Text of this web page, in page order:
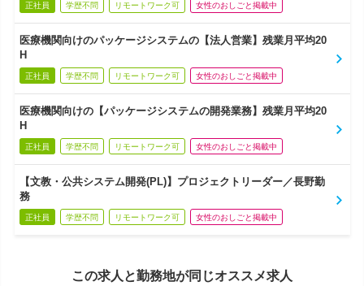
正社員 学歴不問 リモートワーク可 女性のおしごと掲載中
医療機関向けのパッケージシステムの【法人営業】残業月平均20
H
正社員 学歴不問 リモートワーク可 女性のおしごと掲載中
医療機関向けの【パッケージシステムの開発業務】残業月平均20
H
正社員 学歴不問 リモートワーク可 女性のおしごと掲載中
【文教・公共システム開発(PL)】プロジェクトリーダー／長野勤
務
正社員 学歴不問 リモートワーク可 女性のおしごと掲載中
この求人と勤務地が同じオススメ求人